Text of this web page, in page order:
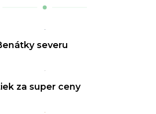
severu
za super ceny